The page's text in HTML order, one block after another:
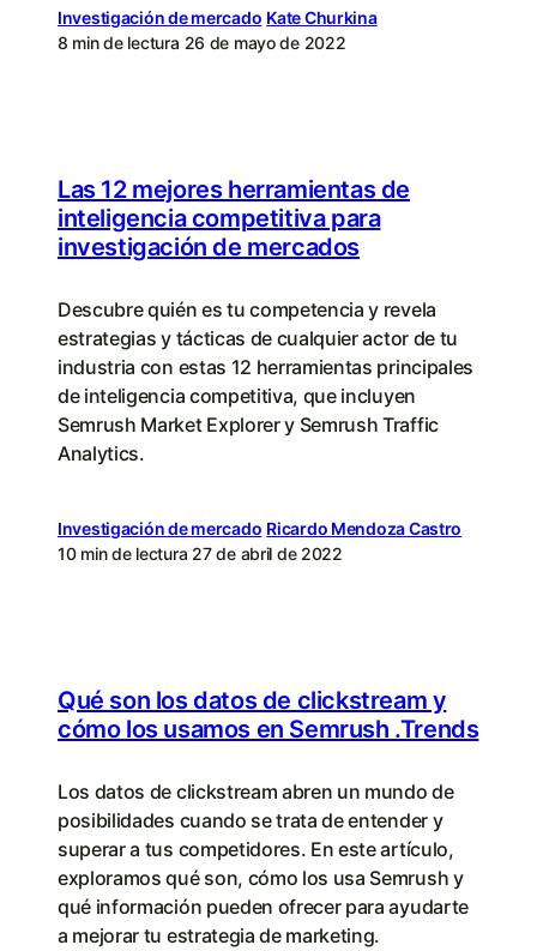
Investigación de mercado Kate Churkina
8 min de lectura 26 de mayo de 2022
Las 12 mejores herramientas de
inteligencia competitiva para
investigación de mercado​s
Descubre quién es tu competencia y revela
estrategias y tácticas de cualquier actor de tu
industria con estas 12 herramientas principales
de inteligencia competitiva, que incluyen
Semrush Market Explorer y Semrush Traffic
Analytics.
Investigación de mercado Ricardo Mendoza Castro
10 min de lectura 27 de abril de 2022
Qué son los datos de clickstream y
cómo los usamos en Semrush .Trends
Los datos de clickstream abren un mundo de
posibilidades cuando se trata de entender y
superar a tus competidores. En este artículo,
exploramos qué son, cómo los usa Semrush y
qué información pueden ofrecer para ayudarte
a mejorar tu estrategia de marketing.